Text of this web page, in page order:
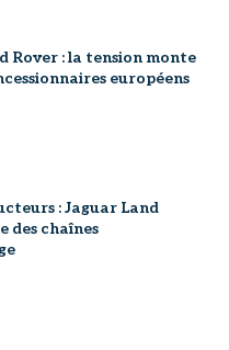
Rover : la tension monte
européens
: Jaguar Land
des chaînes